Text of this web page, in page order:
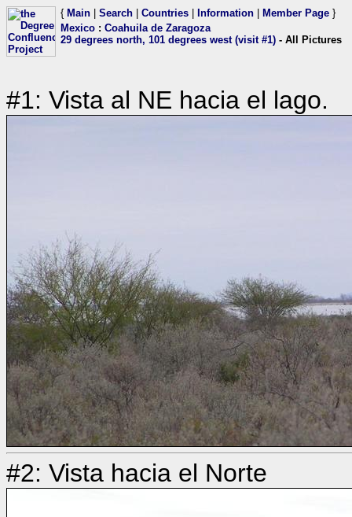
{ Main Search Countries Information Member Page }
Mexico : Coahuila de Zaragoza
29 degrees north, 101 degrees west (visit #1) - All Pictures
#1: Vista al NE hacia el lago.
#2: Vista hacia el Norte